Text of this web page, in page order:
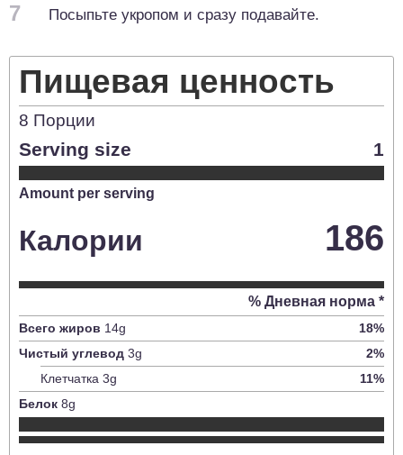
7 Посыпьте укропом и сразу подавайте.
Пищевая ценность
8 Порции
Serving size 1
Amount per serving
Калории 186
% Дневная норма *
Всего жиров 14g 18%
Чистый углевод 3g 2%
Клетчатка 3g 11%
Белок 8g